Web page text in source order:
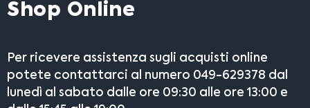
Shop Online
Per ricevere assistenza sugli acquisti online
potete contattarci al numero 049-629378 dal
lunedì al sabato dalle ore 09:30 alle ore 13:00 e